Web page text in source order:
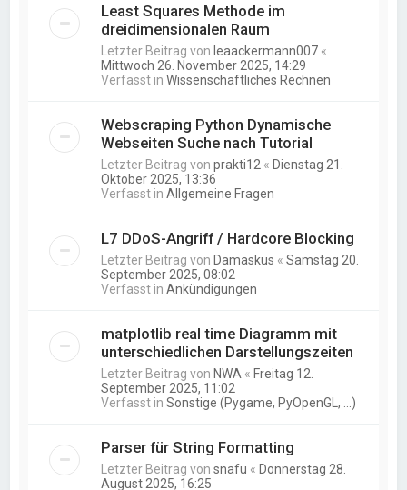
Least Squares Methode im
dreidimensionalen Raum
Letzter Beitrag von leaackermann007 «
Mittwoch 26. November 2025, 14:29
Verfasst inWissenschaftliches Rechnen
Webscraping Python Dynamische
Webseiten Suche nach Tutorial
Letzter Beitrag vonprakti12 « Dienstag 21.
Oktober 2025, 13:36
Verfasst inAllgemeine Fragen
L7 DDoS-Angriff / Hardcore Blocking
Letzter Beitrag von Damaskus «Samstag 20.
September 2025, 08:02
Verfasst inAnkündigungen
matplotlib real time Diagramm mit
unterschiedlichen Darstellungszeiten
Letzter Beitrag von NWA « Freitag 12.
September 2025, 11:02
Verfasst inSonstige (Pygame, PyOpenGL, ...)
Parser für String Formatting
Letzter Beitrag vonsnafu « Donnerstag 28.
August 2025, 16:25